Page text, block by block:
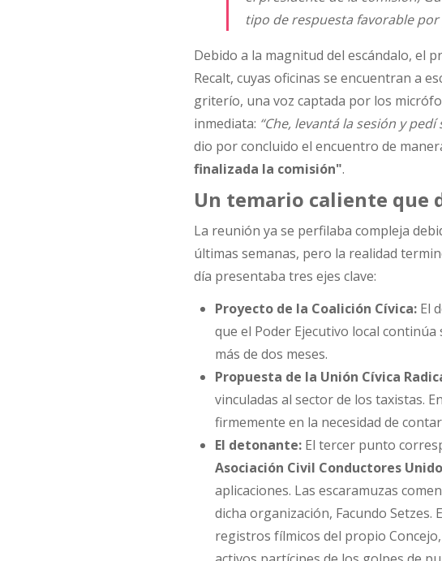
tipo de respuesta favorable
Debido a la magnitud del escándalo, el
Recalt, cuyas oficinas se encuentran a
griterío, una voz captada por los
inmediata: “Che, levantá la sesión y
dio por concluido el encuentro de
finalizada la comisión".
Un temario caliente que
La reunión ya se perfilaba compleja
últimas semanas, pero la realidad
día presentaba tres ejes clave:
Proyecto de la Coalición Cívica:El
que el Poder Ejecutivo local
más de dos meses.
Propuesta de la Unión Cívica
vinculadas al sector de los taxistas.
firmemente en la necesidad de
El detonante:El tercer punto
Asociación Civil Conductores
aplicaciones. Las escaramuzas
dicha organización, Facundo
registros fílmicos del propio